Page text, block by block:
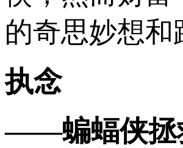
的奇思妙想
执念
——蝙蝠侠拯